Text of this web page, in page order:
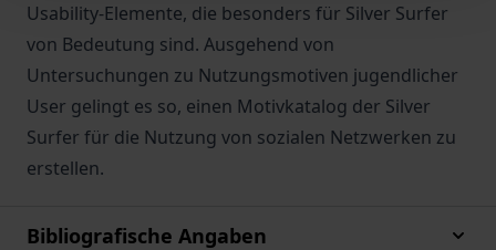
Usability-Elemente, die besonders für Silver Surfer
von Bedeutung sind. Ausgehend von
Untersuchungen zu Nutzungsmotiven jugendlicher
User gelingt es so, einen Motivkatalog der Silver
Surfer für die Nutzung von sozialen Netzwerken zu
erstellen.
Bibliografische Angaben